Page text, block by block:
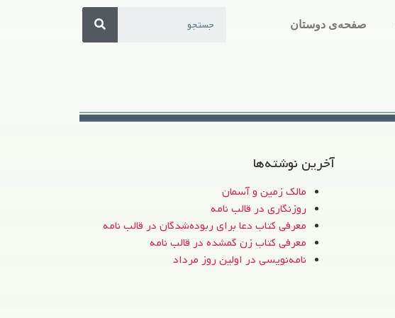
صفحه‌ی دوستان
آخرین نوشته‌ها
مالک زمین و آسمان
روزنگاری در قالب نامه
معرفی کتاب دعا برای ربوده‌شدگان در قالب نامه
معرفی کتاب زن‌ گمشده در قالب نامه
نامه‌نویسی در اولین روز مرداد